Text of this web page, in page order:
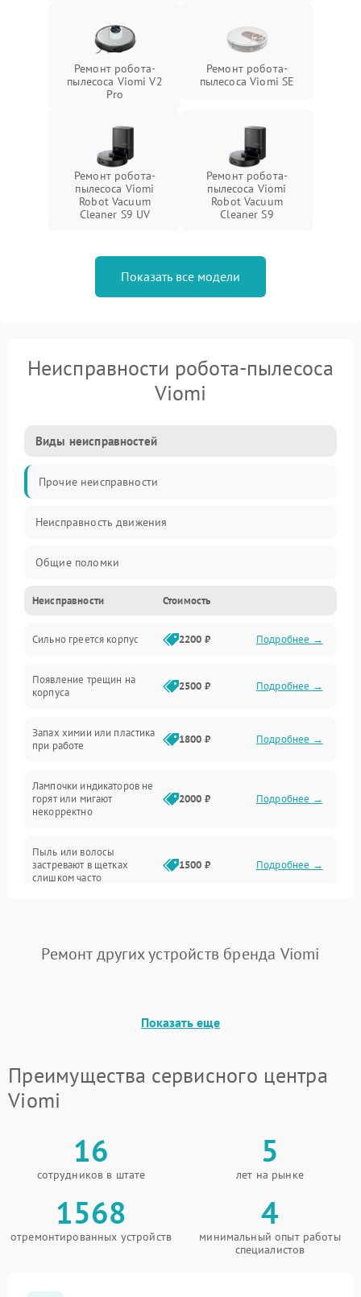
Ремонт робота-
пылесоса Viomi V2
Pro
Ремонт робота-
пылесоса Viomi SE
Ремонт робота-
пылесоса Viomi
Robot Vacuum
Cleaner S9 UV
Ремонт робота-
пылесоса Viomi
Robot Vacuum
Cleaner S9
Показать все модели
Неисправности робота-пылесоса
Viomi
Виды неисправностей
Прочие неисправности
Неисправность движения
Общие поломки
Неисправность датчиков
Неисправность программного обеспечения
Проблемы с сигналом
Батарея
Программные сбои
Неисправности Стоимость
Сильно греется корпус 2200 ₽ Подробнее →
Появление трещин на
корпуса
2500 ₽ Подробнее →
Запах химии или пластика
при работе
1800 ₽ Подробнее →
Лампочки индикаторов не
горят или мигают
некорректно
2000 ₽ Подробнее →
Пыль или волосы
застревают в щетках
слишком часто
1500 ₽ Подробнее →
Ремонт других устройств бренда Viomi
Показать еще
Преимущества сервисного центра
Viomi
16
сотрудников в штате
5
лет на рынке
1568
отремонтированных устройств
4
минимальный опыт работы
специалистов